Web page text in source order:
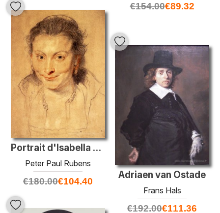
€154.00€89.32
Portrait d'Isabella Brandt
Peter Paul Rubens
€180.00€104.40
Adriaen van Ostade
Frans Hals
€192.00€111.36